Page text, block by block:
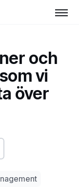
och
vi
över